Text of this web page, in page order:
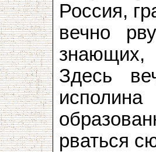
Россия,
вечно
знающих,
Здесь
рваться